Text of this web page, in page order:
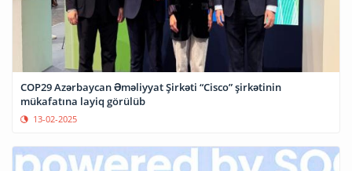
COP29 Azərbaycan Əməliyyat Şirkəti “Cisco” şirkətinin
mükafatına layiq görülüb
13-02-2025